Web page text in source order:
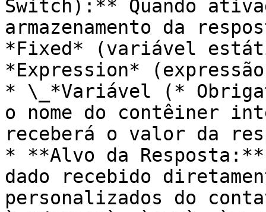
Switch):** Quando
armazenamento da
*Fixed* (variável
*Expression*
* \_*Variável (*
o nome do contêiner
receberá o valor da
* **Alvo da
dado recebido
personalizados do